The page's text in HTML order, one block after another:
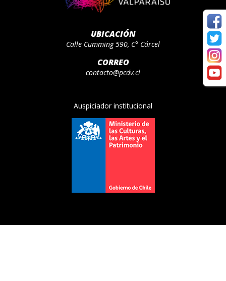
UBICACIÓN
Calle Cumming 590, C° Cárcel
CORREO
contacto@pcdv.cl
Auspiciador institucional